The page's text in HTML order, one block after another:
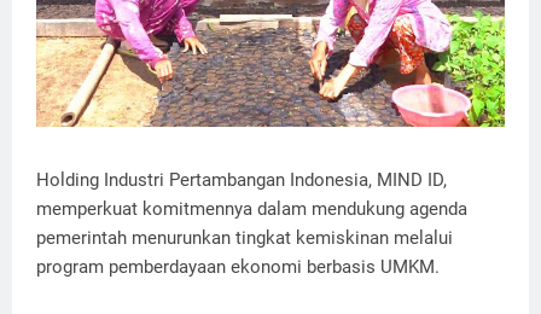
Holding Industri Pertambangan Indonesia, MIND ID,
memperkuat komitmennya dalam mendukung agenda
pemerintah menurunkan tingkat kemiskinan melalui
program pemberdayaan ekonomi berbasis UMKM.